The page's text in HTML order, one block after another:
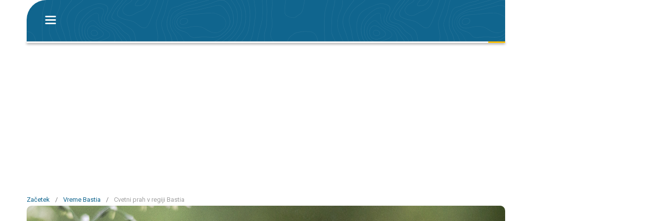
Začetek / Vreme Bastia / Cvetni prah v regiji Bastia